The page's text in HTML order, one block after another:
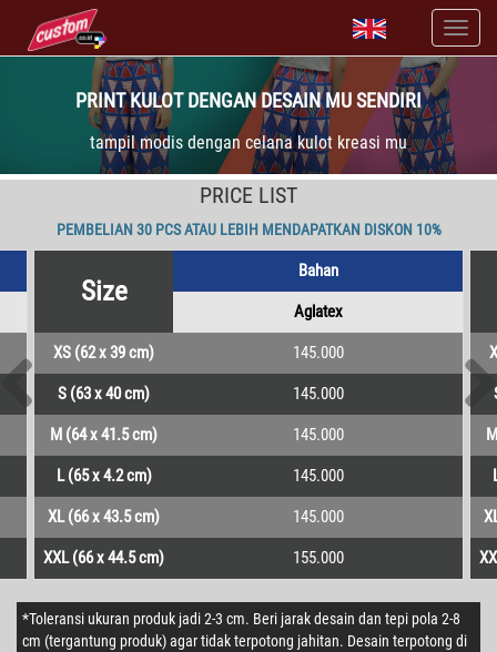
PRINT KULOT DENGAN DESAIN MU SENDIRI
tampil modis dengan celana kulot kreasi mu
PRICE LIST
PEMBELIAN 30 PCS ATAU LEBIH MENDAPATKAN DISKON 10%
Size
Bahan
Aglatex
XS (62 x 39 cm) 145.000
S (63 x 40 cm) 145.000
M (64 x 41.5 cm) 145.000
L (65 x 4.2 cm) 145.000
XL (66 x 43.5 cm) 145.000
XXL (66 x 44.5 cm) 155.000
*Toleransi ukuran produk jadi 2-3 cm. Beri jarak desain dan tepi pola 2-8
cm (tergantung produk) agar tidak terpotong jahitan. Desain terpotong di